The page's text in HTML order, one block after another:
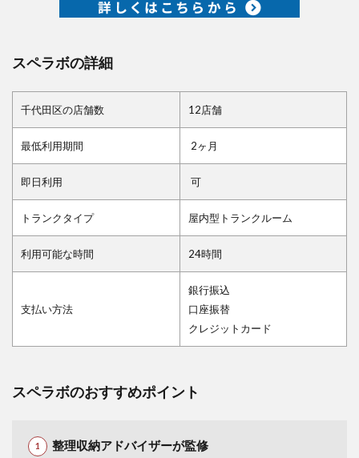
スペラボの詳細
千代田区の店舗数 12店舗
最低利用期間 2ヶ月
即日利用 可
トランクタイプ 屋内型トランクルーム
利用可能な時間 24時間
支払い方法
銀行振込
口座振替
クレジットカード
スペラボのおすすめポイント
整理収納アドバイザーが監修